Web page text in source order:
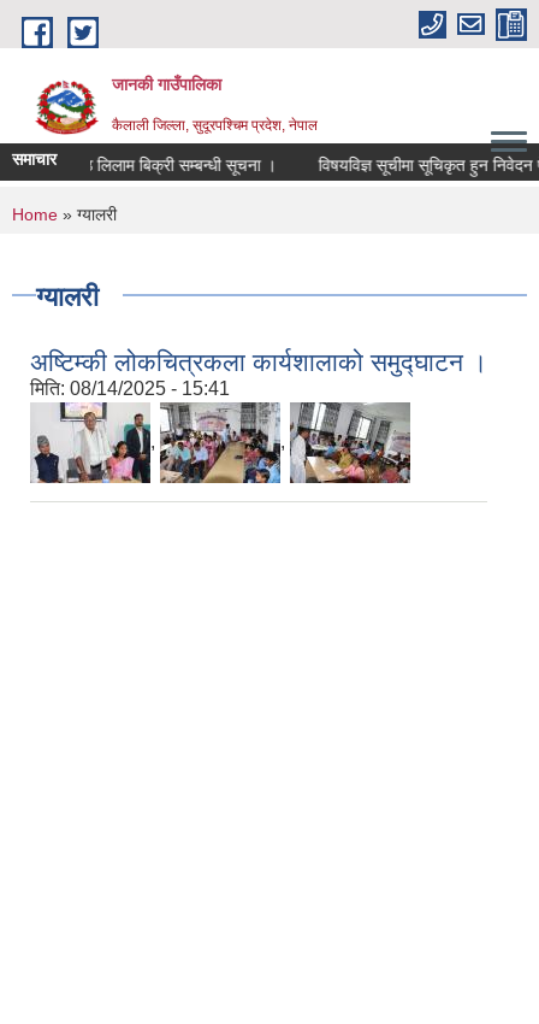
Skip to main content
जानकी गाउँपालिका
कैलाली जिल्ला, सुदूरपश्चिम प्रदेश, नेपाल
समाचारकाठ लिलाम बिक्री सम्बन्धी सूचना । विषयविज्ञ सूचीमा सूचिकृत हुन निवेदन पेस
You are here
Home » ग्यालरी
ग्यालरी
अष्टिम्की लोकचित्रकला कार्यशालाको समुद्घाटन ।
मिति: 08/14/2025 - 15:41
, ,
कैलाली जिल्लामा उत्कृष्ट कार्यसम्पादनका लागि जिल्ला
समन्वय समिति कैलालीले जानकी गाउँपालिकालाई
सम्मान गरेको छ।
मिति: 04/04/2025 - 19:12